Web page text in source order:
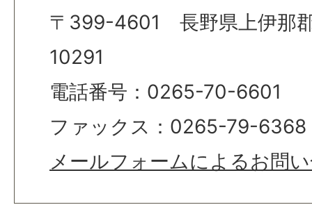
〒399-4601 長野県上伊那
10291
電話番号：0265-70-6601
ファックス：0265-79-6368
メールフォームによるお問